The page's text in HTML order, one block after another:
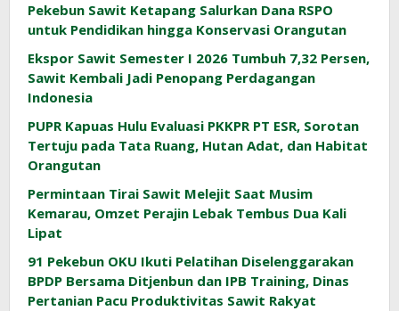
Pekebun Sawit Ketapang Salurkan Dana RSPO
untuk Pendidikan hingga Konservasi Orangutan
Ekspor Sawit Semester I 2026 Tumbuh 7,32 Persen,
Sawit Kembali Jadi Penopang Perdagangan
Indonesia
PUPR Kapuas Hulu Evaluasi PKKPR PT ESR, Sorotan
Tertuju pada Tata Ruang, Hutan Adat, dan Habitat
Orangutan
Permintaan Tirai Sawit Melejit Saat Musim
Kemarau, Omzet Perajin Lebak Tembus Dua Kali
Lipat
91 Pekebun OKU Ikuti Pelatihan Diselenggarakan
BPDP Bersama Ditjenbun dan IPB Training, Dinas
Pertanian Pacu Produktivitas Sawit Rakyat